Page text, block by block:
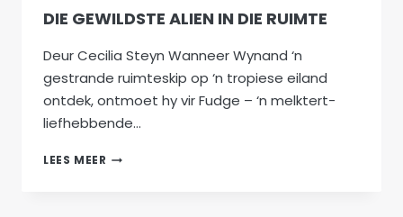
DIE GEWILDSTE ALIEN IN DIE RUIMTE
Deur Cecilia Steyn Wanneer Wynand ‘n
gestrande ruimteskip op ‘n tropiese eiland
ontdek, ontmoet hy vir Fudge – ‘n melktert-
liefhebbende…
LEES MEER DIE